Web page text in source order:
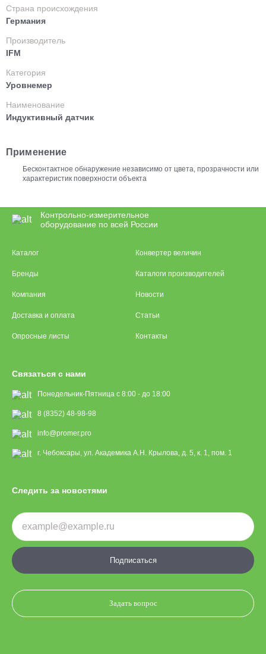
Страна происхождения
Германия
Производитель
IFM
Категория
Уровнемер
Наименование
Индуктивный датчик
Применение
Бесконтактное обнаружение независимо от цвета, прозрачности или
характеристик поверхности объекта
Контрольно-измерительное
оборудование по всей России
Каталог
Бренды
Компания
Доставка и оплата
Опросные листы
Конвертер величин
Каталоги производителей
Новости
Статьи
Контакты
Связаться с нами
Понедельник-Пятница с 8:00 - до 18:00
8 (8352) 48-98-98
info@promer.pro
г. Чебоксары, ул. Академика А.Н. Крылова, д. 5, к. 1, пом. 1
Следить за новостями
Подписаться
Задать вопрос